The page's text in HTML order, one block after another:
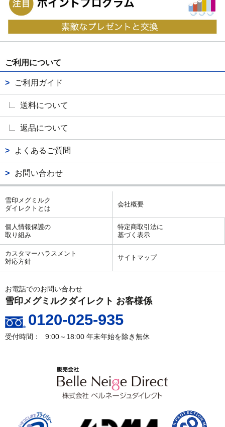
ご利用について
ご利用ガイド
送料について
返品について
よくあるご質問
お問い合わせ
雪印メグミルク
ダイレクトとは
会社概要
個人情報保護の
取り組み
特定商取引法に
基づく表示
カスタマーハラスメント
対応方針
サイトマップ
お電話でのお問い合わせ
雪印メグミルクダイレクト お客様係
0120-025-935
9:00～18:00 年末年始を除き無休